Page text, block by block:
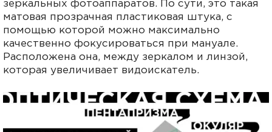
зеркальных фотоаппаратов. По сути, это такая
матовая прозрачная пластиковая штука, с
помощью которой можно максимально
качественно фокусироваться при мануале.
Расположена она, между зеркалом и линзой,
которая увеличивает видоискатель.